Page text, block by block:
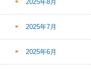
2025年8月
2025年7月
2025年6月